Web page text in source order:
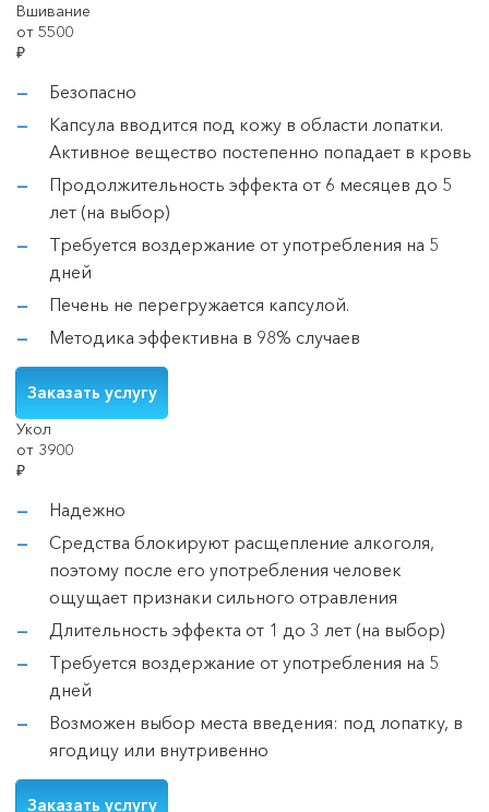
Вшивание
от 5500
₽
Безопасно
Капсула вводится под кожу в области лопатки.
Активное вещество постепенно попадает в кровь
Продолжительность эффекта от 6 месяцев до 5
лет (на выбор)
Требуется воздержание от употребления на 5
дней
Печень не перегружается капсулой.
Методика эффективна в 98% случаев
Заказать услугу
Укол
от 3900
₽
Надежно
Средства блокируют расщепление алкоголя,
поэтому после его употребления человек
ощущает признаки сильного отравления
Длительность эффекта от 1 до 3 лет (на выбор)
Требуется воздержание от употребления на 5
дней
Возможен выбор места введения: под лопатку, в
ягодицу или внутривенно
Заказать услугу